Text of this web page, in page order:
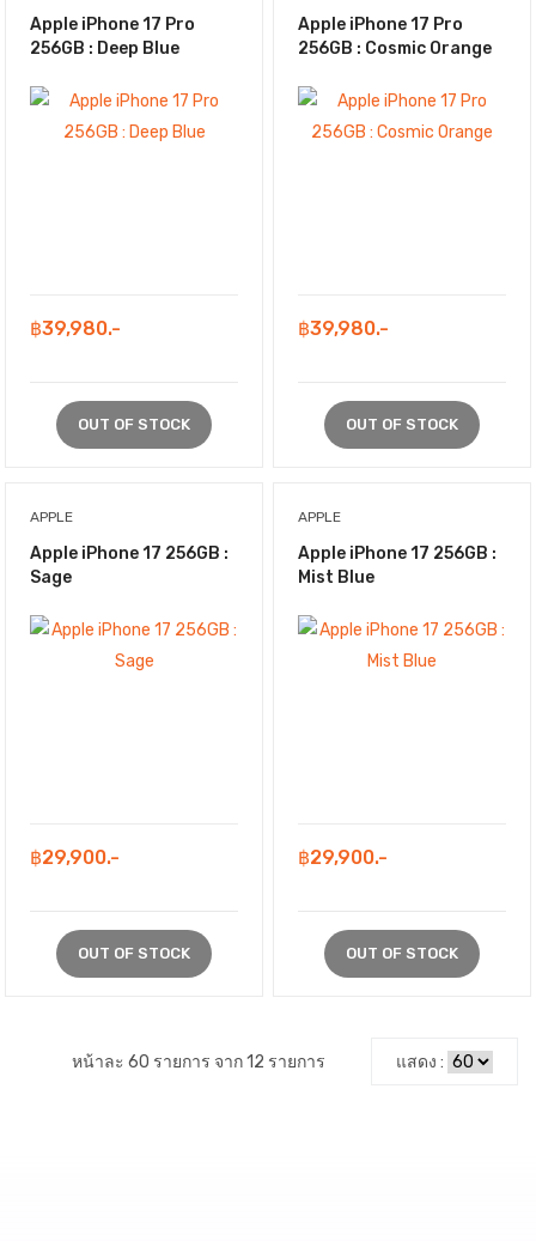
Apple iPhone 17 Pro
256GB : Deep Blue
฿39,980.-
OUT OF STOCK
Apple iPhone 17 Pro
256GB : Cosmic Orange
฿39,980.-
OUT OF STOCK
APPLE
Apple iPhone 17 256GB :
Sage
฿29,900.-
OUT OF STOCK
APPLE
Apple iPhone 17 256GB :
Mist Blue
฿29,900.-
OUT OF STOCK
หน้าละ 60 รายการ จาก 12 รายการ แสดง :